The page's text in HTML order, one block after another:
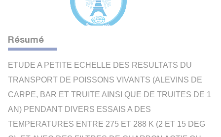
Résumé
ETUDE A PETITE ECHELLE DES RESULTATS DU
TRANSPORT DE POISSONS VIVANTS (ALEVINS DE
CARPE, BAR ET TRUITE AINSI QUE DE TRUITES DE 1
AN) PENDANT DIVERS ESSAIS A DES
TEMPERATURES ENTRE 275 ET 288 K (2 ET 15 DEG